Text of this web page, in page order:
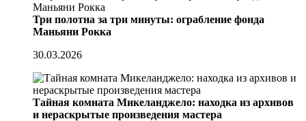
Три полотна за три минуты: ограбление фонда
Маньяни Рокка
30.03.2026
Тайная комната Микеланджело: находка из архивов
и нераскрытые произведения мастера